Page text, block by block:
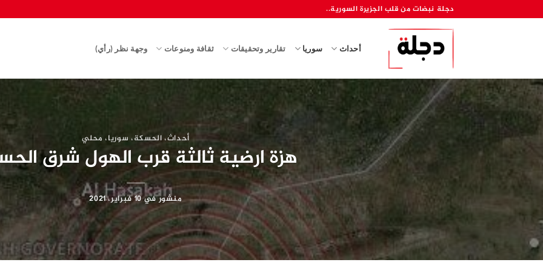
للمحتوى
دجلة نبضات من قلب الجزيرة السورية..
أحداث سوريا تقارير وتحقيقات ثقافة ومنوعات وجهة نظر (رأي)
أحداث،الحسكة، سوريا، محلي
هزة ارضية ثالثة قرب الهول شرق
منشور في10 فبراير، 2021